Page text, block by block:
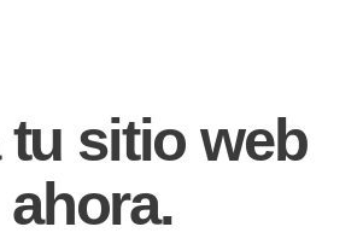
tu sitio web
ahora.